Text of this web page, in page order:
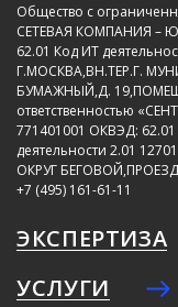
Общество с
СЕТЕВАЯ КОМПАНИЯ –
62.01 Код ИТ
Г.МОСКВА,ВН.ТЕР.Г.
БУМАЖНЫЙ,Д.
ответственностью
771401001 ОКВЭД: 62.01
деятельности 2.01
ОКРУГ
+7 (495) 161-61-11
ЭКСПЕРТИЗА
УСЛУГИ